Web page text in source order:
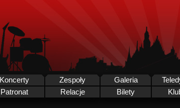
Koncerty Zespoły Galeria
Patronat Relacje Bilety